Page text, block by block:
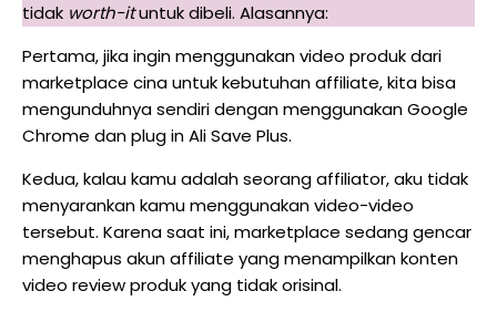
tidak worth-ituntuk dibeli. Alasannya:
Pertama, jika ingin menggunakan video produk dari
marketplace cina untuk kebutuhan affiliate, kita bisa
mengunduhnya sendiri dengan menggunakan Google
Chrome dan plug in Ali Save Plus.
Kedua, kalau kamu adalah seorang affiliator, aku tidak
menyarankan kamu menggunakan video-video
tersebut. Karena saat ini, marketplace sedang gencar
menghapus akun affiliate yang menampilkan konten
video review produk yang tidak orisinal.